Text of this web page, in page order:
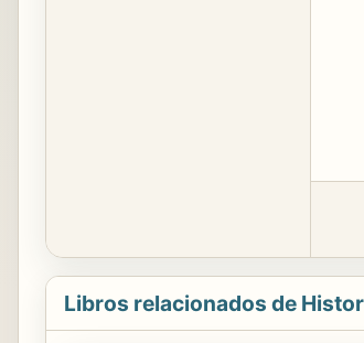
Libros relacionados de